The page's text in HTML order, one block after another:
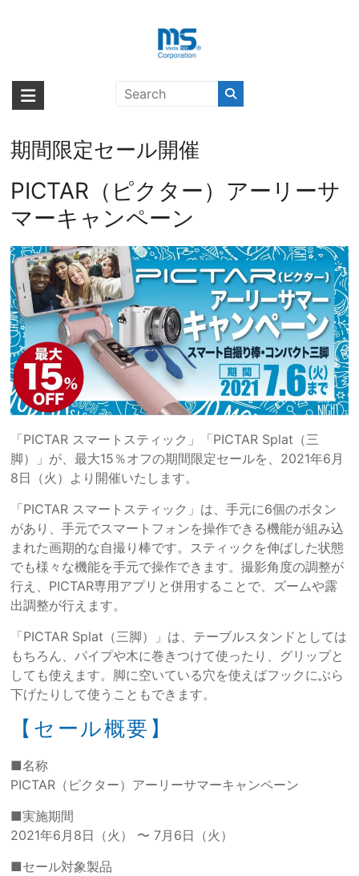
海外輸入ブランド商品｜株式会社
海外事業部が取り揃えている海外輸入商品には、日本では珍しい「海外ブ
ランド」をはじめ「ユニークな商品」「機能的な商品」「コストパフォー
ー）アーリーサマーキャンペー
期間限定セール開催
PICTAR（ピクター）アーリーサ
マーキャンペーン
「PICTAR スマートスティック」「PICTAR Splat（三
脚）」が、最大15％オフの期間限定セールを、2021年6月
8日（火）より開催いたします。
「PICTAR スマートスティック」は、手元に6個のボタン
があり、手元でスマートフォンを操作できる機能が組み込
まれた画期的な自撮り棒です。スティックを伸ばした状態
でも様々な機能を手元で操作できます。撮影角度の調整が
行え、PICTAR専用アプリと併用することで、ズームや露
出調整が行えます。
「PICTAR Splat（三脚）」は、テーブルスタンドとしては
もちろん、パイプや木に巻きつけて使ったり、グリップと
しても使えます。脚に空いている穴を使えばフックにぶら
下げたりして使うこともできます。
【セール概要】
■名称
PICTAR（ピクター）アーリーサマーキャンペーン
■実施期間
2021年6月8日（火） 〜 7月6日（火）
■セール対象製品